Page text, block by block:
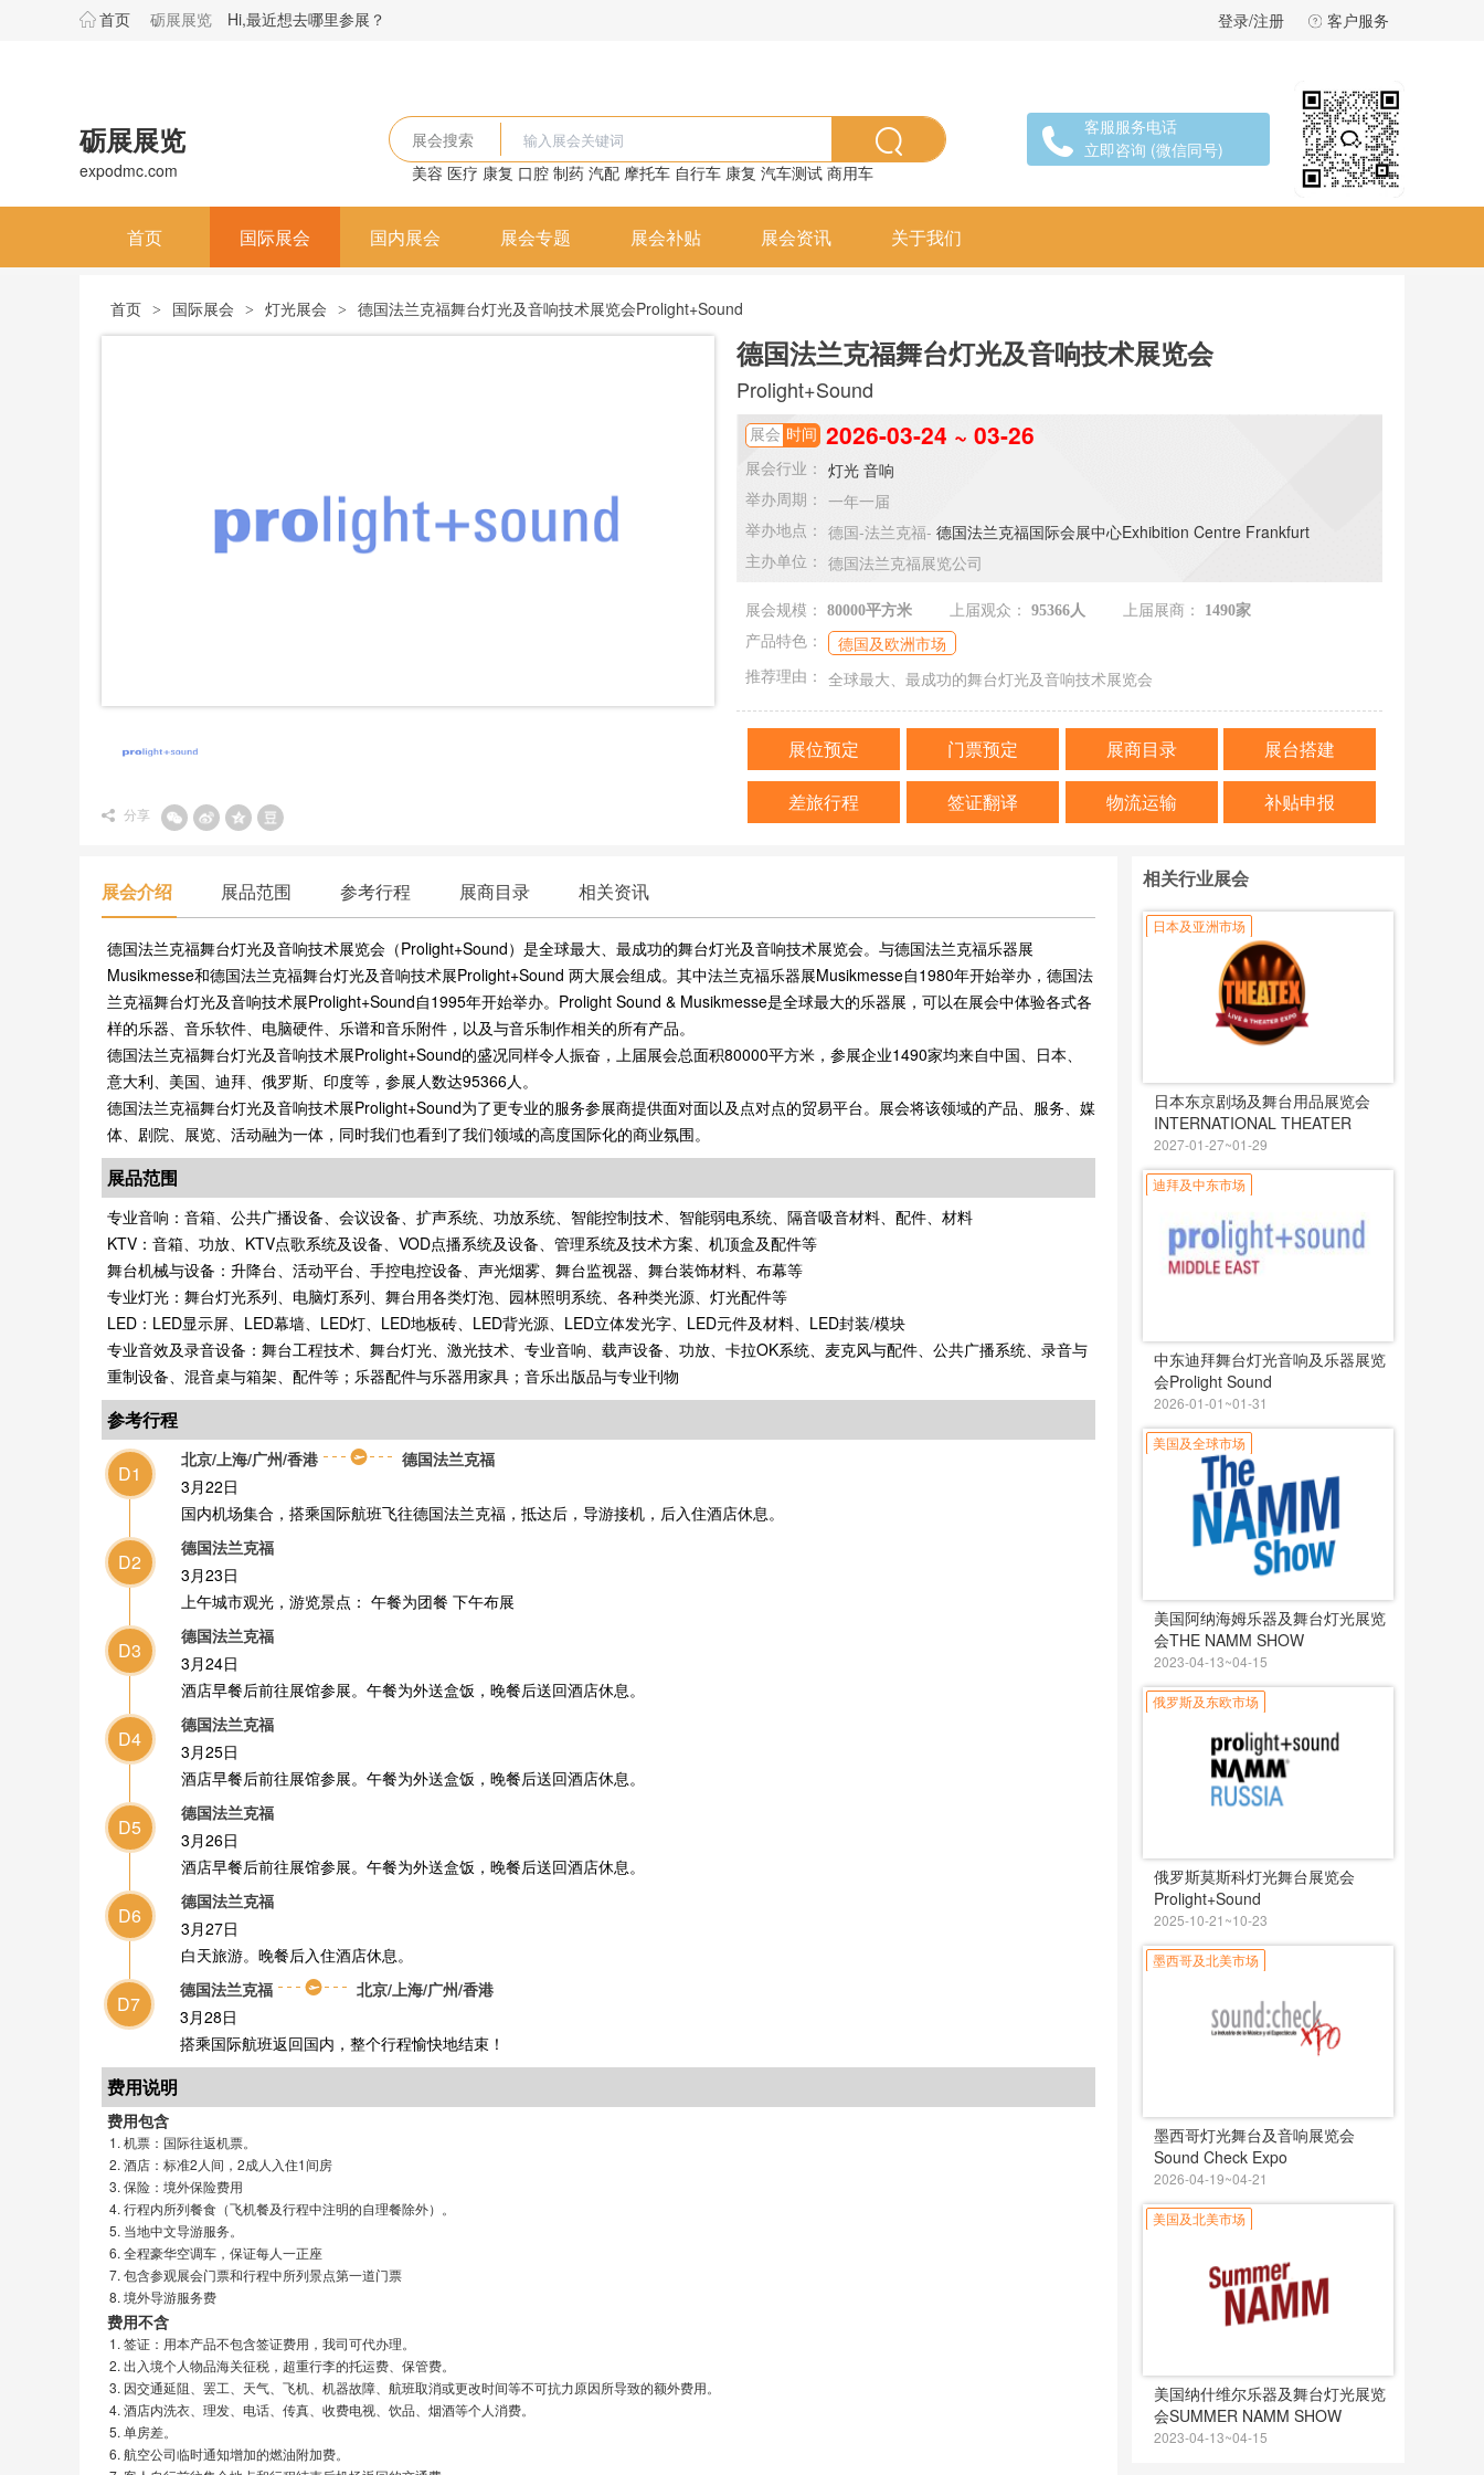
首页 砺展展览 Hi,最近想去哪里参展？ 登录/注册 客户服务
砺展展览
expodmc.com
展会搜索
美容 医疗 康复 口腔 制药 汽配 摩托车 自行车 康复 汽车测试 商用车
客服服务电话
立即咨询 (微信同号)
首页 国际展会 国内展会 展会专题 展会补贴 展会资讯 关于我们
首页 > 国际展会 > 灯光展会 > 德国法兰克福舞台灯光及音响技术展览会Prolight+Sound
分享
德国法兰克福舞台灯光及音响技术展览会
Prolight+Sound
展会 时间 2026-03-24 ~ 03-26
展会行业： 灯光 音响
举办周期： 一年一届
举办地点： 德国-法兰克福- 德国法兰克福国际会展中心Exhibition Centre Frankfurt
主办单位： 德国法兰克福展览公司
展会规模： 80000平方米 上届观众： 95366人 上届展商：
1490家
产品特色：
德国及欧洲市场
推荐理由： 全球最大、最成功的舞台灯光及音响技术展览会
展位预定 门票预定 展商目录 展台搭建
差旅行程 签证翻译 物流运输 补贴申报
展会介绍 展品范围 参考行程 展商目录 相关资讯
德国法兰克福舞台灯光及音响技术展览会（Prolight+Sound）是全球最大、最成功的舞台灯光及音响技术展览会。与德国法兰克福乐器展
Musikmesse和德国法兰克福舞台灯光及音响技术展Prolight+Sound 两大展会组成。其中法兰克福乐器展Musikmesse自1980年开始举办，德国法
兰克福舞台灯光及音响技术展Prolight+Sound自1995年开始举办。Prolight Sound & Musikmesse是全球最大的乐器展，可以在展会中体验各式各
样的乐器、音乐软件、电脑硬件、乐谱和音乐附件，以及与音乐制作相关的所有产品。
德国法兰克福舞台灯光及音响技术展Prolight+Sound的盛况同样令人振奋，上届展会总面积80000平方米，参展企业1490家均来自中国、日本、
意大利、美国、迪拜、俄罗斯、印度等，参展人数达95366人。
德国法兰克福舞台灯光及音响技术展Prolight+Sound为了更专业的服务参展商提供面对面以及点对点的贸易平台。展会将该领域的产品、服务、媒
体、剧院、展览、活动融为一体，同时我们也看到了我们领域的高度国际化的商业氛围。
展品范围
专业音响：音箱、公共广播设备、会议设备、扩声系统、功放系统、智能控制技术、智能弱电系统、隔音吸音材料、配件、材料
KTV：音箱、功放、KTV点歌系统及设备、VOD点播系统及设备、管理系统及技术方案、机顶盒及配件等
舞台机械与设备：升降台、活动平台、手控电控设备、声光烟雾、舞台监视器、舞台装饰材料、布幕等
专业灯光：舞台灯光系列、电脑灯系列、舞台用各类灯泡、园林照明系统、各种类光源、灯光配件等
LED：LED显示屏、LED幕墙、LED灯、LED地板砖、LED背光源、LED立体发光字、LED元件及材料、LED封装/模块
专业音效及录音设备：舞台工程技术、舞台灯光、激光技术、专业音响、载声设备、功放、卡拉OK系统、麦克风与配件、公共广播系统、录音与
重制设备、混音桌与箱架、配件等；乐器配件与乐器用家具；音乐出版品与专业刊物
参考行程
D1
北京/上海/广州/香港
德国法兰克福
3月22日
国内机场集合，搭乘国际航班飞往德国法兰克福，抵达后，导游接机，后入住酒店休息。
D2
德国法兰克福
3月23日
上午城市观光，游览景点： 午餐为团餐 下午布展
D3
德国法兰克福
3月24日
酒店早餐后前往展馆参展。午餐为外送盒饭，晚餐后送回酒店休息。
D4
德国法兰克福
3月25日
酒店早餐后前往展馆参展。午餐为外送盒饭，晚餐后送回酒店休息。
D5
德国法兰克福
3月26日
酒店早餐后前往展馆参展。午餐为外送盒饭，晚餐后送回酒店休息。
D6
德国法兰克福
3月27日
白天旅游。晚餐后入住酒店休息。
D7
德国法兰克福
北京/上海/广州/香港
3月28日
搭乘国际航班返回国内，整个行程愉快地结束！
费用说明
费用包含
机票：国际往返机票。
酒店：标准2人间，2成人入住1间房
保险：境外保险费用
行程内所列餐食（飞机餐及行程中注明的自理餐除外）。
当地中文导游服务。
全程豪华空调车，保证每人一正座
包含参观展会门票和行程中所列景点第一道门票
境外导游服务费
费用不含
签证：用本产品不包含签证费用，我司可代办理。
出入境个人物品海关征税，超重行李的托运费、保管费。
因交通延阻、罢工、天气、飞机、机器故障、航班取消或更改时间等不可抗力原因所导致的额外费用。
酒店内洗衣、理发、电话、传真、收费电视、饮品、烟酒等个人消费。
单房差。
航空公司临时通知增加的燃油附加费。
相关行业展会
日本及亚洲市场
日本东京剧场及舞台用品展览会
INTERNATIONAL THEATER
EXPO
2027-01-27~01-29
迪拜及中东市场
中东迪拜舞台灯光音响及乐器展览
会Prolight Sound
2026-01-01~01-31
美国及全球市场
美国阿纳海姆乐器及舞台灯光展览
会THE NAMM SHOW
2023-04-13~04-15
俄罗斯及东欧市场
俄罗斯莫斯科灯光舞台展览会
Prolight+Sound
2025-10-21~10-23
墨西哥及北美市场
墨西哥灯光舞台及音响展览会
Sound Check Expo
2026-04-19~04-21
美国及北美市场
美国纳什维尔乐器及舞台灯光展览
会SUMMER NAMM SHOW
2023-04-13~04-15